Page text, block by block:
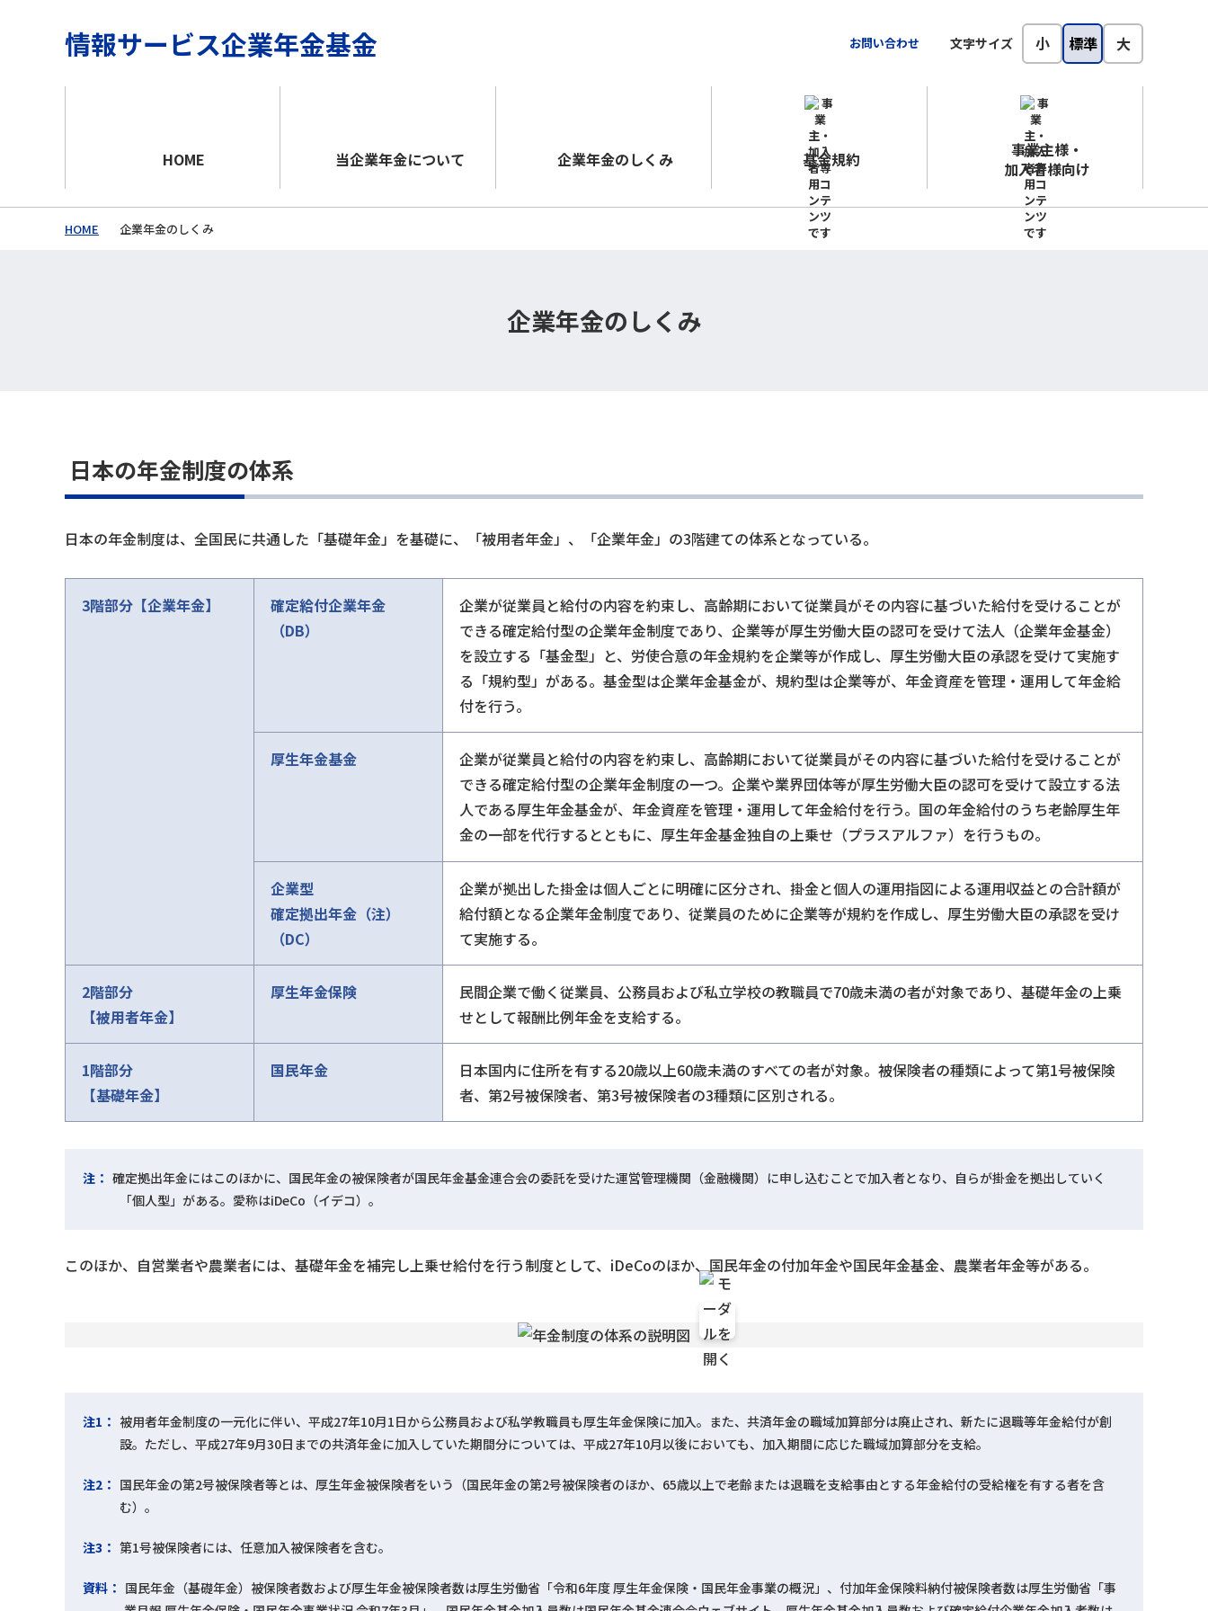
情報サービス企業年金基金 お問い合わせ 文字サイズ 小 標準 大
HOME 当企業年金について 企業年金のしくみ 基金規約
事業主様・
加入者様向け
HOME 企業年金のしくみ
企業年金のしくみ
日本の年金制度の体系
日本の年金制度は、全国民に共通した「基礎年金」を基礎に、「被用者年金」、「企業年金」の3階建ての体系となっている。
3階部分【企業年金】
確定給付企業年金
（DB）
企業が従業員と給付の内容を約束し、高齢期において従業員がその内容に基づいた給付を受けることが
できる確定給付型の企業年金制度であり、企業等が厚生労働大臣の認可を受けて法人（企業年金基金）
を設立する「基金型」と、労使合意の年金規約を企業等が作成し、厚生労働大臣の承認を受けて実施す
る「規約型」がある。基金型は企業年金基金が、規約型は企業等が、年金資産を管理・運用して年金給
付を行う。
厚生年金基金
企業が従業員と給付の内容を約束し、高齢期において従業員がその内容に基づいた給付を受けることが
できる確定給付型の企業年金制度の一つ。企業や業界団体等が厚生労働大臣の認可を受けて設立する法
人である厚生年金基金が、年金資産を管理・運用して年金給付を行う。国の年金給付のうち老齢厚生年
金の一部を代行するとともに、厚生年金基金独自の上乗せ（プラスアルファ）を行うもの。
企業型
確定拠出年金（注）
（DC）
企業が拠出した掛金は個人ごとに明確に区分され、掛金と個人の運用指図による運用収益との合計額が
給付額となる企業年金制度であり、従業員のために企業等が規約を作成し、厚生労働大臣の承認を受け
て実施する。
2階部分
【被用者年金】
厚生年金保険
民間企業で働く従業員、公務員および私立学校の教職員で70歳未満の者が対象であり、基礎年金の上乗
せとして報酬比例年金を支給する。
1階部分
【基礎年金】
国民年金
日本国内に住所を有する20歳以上60歳未満のすべての者が対象。被保険者の種類によって第1号被保険
者、第2号被保険者、第3号被保険者の3種類に区別される。
注： 確定拠出年金にはこのほかに、国民年金の被保険者が国民年金基金連合会の委託を受けた運営管理機関（金融機関）に申し込むことで加入者となり、自らが掛金を拠出していく
「個人型」がある。愛称はiDeCo（イデコ）。
このほか、自営業者や農業者には、基礎年金を補完し上乗せ給付を行う制度として、iDeCoのほか、国民年金の付加年金や国民年金基金、農業者年金等がある。
注1： 被用者年金制度の一元化に伴い、平成27年10月1日から公務員および私学教職員も厚生年金保険に加入。また、共済年金の職域加算部分は廃止され、新たに退職等年金給付が創
設。ただし、平成27年9月30日までの共済年金に加入していた期間分については、平成27年10月以後においても、加入期間に応じた職域加算部分を支給。
注2： 国民年金の第2号被保険者等とは、厚生年金被保険者をいう（国民年金の第2号被保険者のほか、65歳以上で老齢または退職を支給事由とする年金給付の受給権を有する者を含
む）。
注3： 第1号被保険者には、任意加入被保険者を含む。
資料： 国民年金（基礎年金）被保険者数および厚生年金被保険者数は厚生労働省「令和6年度 厚生年金保険・国民年金事業の概況」、付加年金保険料納付被保険者数は厚生労働省「事